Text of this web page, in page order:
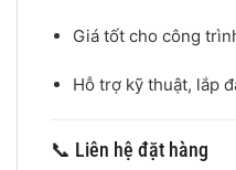
Giá tốt cho công
Hỗ trợ kỹ thuật, lắp
📞 Liên hệ đặt hàng